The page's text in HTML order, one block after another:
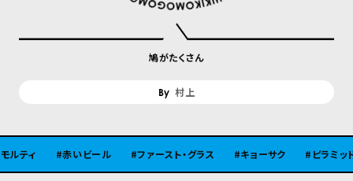
鳩がたくさん
村上
赤いビール ファースト・グラス キョーサク ピラミッド 古